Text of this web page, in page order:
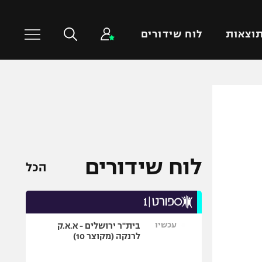
תוצאות לוח שידורים
שחייה
ג'ודו
ספורט אולימפי
לוח שידורים הכל
עכשיו
בית"ר ירושלים - א.א.ק
לרנקה (מקוצר 10)